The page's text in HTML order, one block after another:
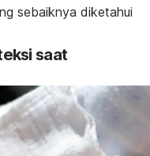
sebaiknya diketahui
saat